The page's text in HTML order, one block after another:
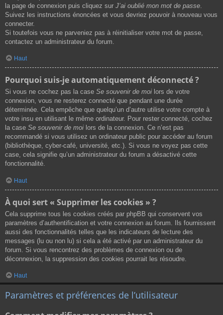
la page de connexion puis cliquez sur J’ai oublié mon mot de passe
Suivez les instructions énoncées et vous devriez pouvoir à nouveau vous
connecter.
Si toutefois vous ne parveniez pas à réinitialiser votre mot de passe,
contactez un administrateur du forum.
Haut
Pourquoi suis-je automatiquement déconnecté ?
Si vous ne cochez pas la case Se souvenir de moi lors de votre
connexion, vous ne resterez connecté que pendant une durée
déterminée. Cela empêche que quelqu’un d’autre utilise votre compte à
votre insu en utilisant le même ordinateur. Pour rester connecté, cochez
la case Se souvenir de moi lors de la connexion. Ce n’est pas
recommandé si vous utilisez un ordinateur public pour accéder au forum
(bibliothèque, cyber-café, université, etc.). Si vous ne voyez pas cette
case, cela signifie qu’un administrateur du forum a désactivé cette
fonctionnalité.
Haut
À quoi sert « Supprimer les cookies » ?
Cela supprime tous les cookies créés par phpBB qui conservent vos
paramètres d’authentification et votre connexion au forum. Ils fournissent
aussi des fonctionnalités telles que les indicateurs de lecture des
messages (lu ou non lu) si cela a été activé par un administrateur du
forum. Si vous rencontrez des problèmes de connexion ou de
déconnexion, la suppression des cookies pourrait les résoudre.
Haut
Paramètres et préférences de l’utilisateur